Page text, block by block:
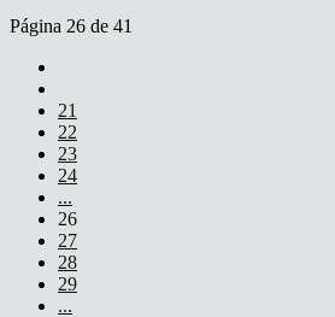
Página 26 de 41
21
22
23
24
...
26
27
28
29
...